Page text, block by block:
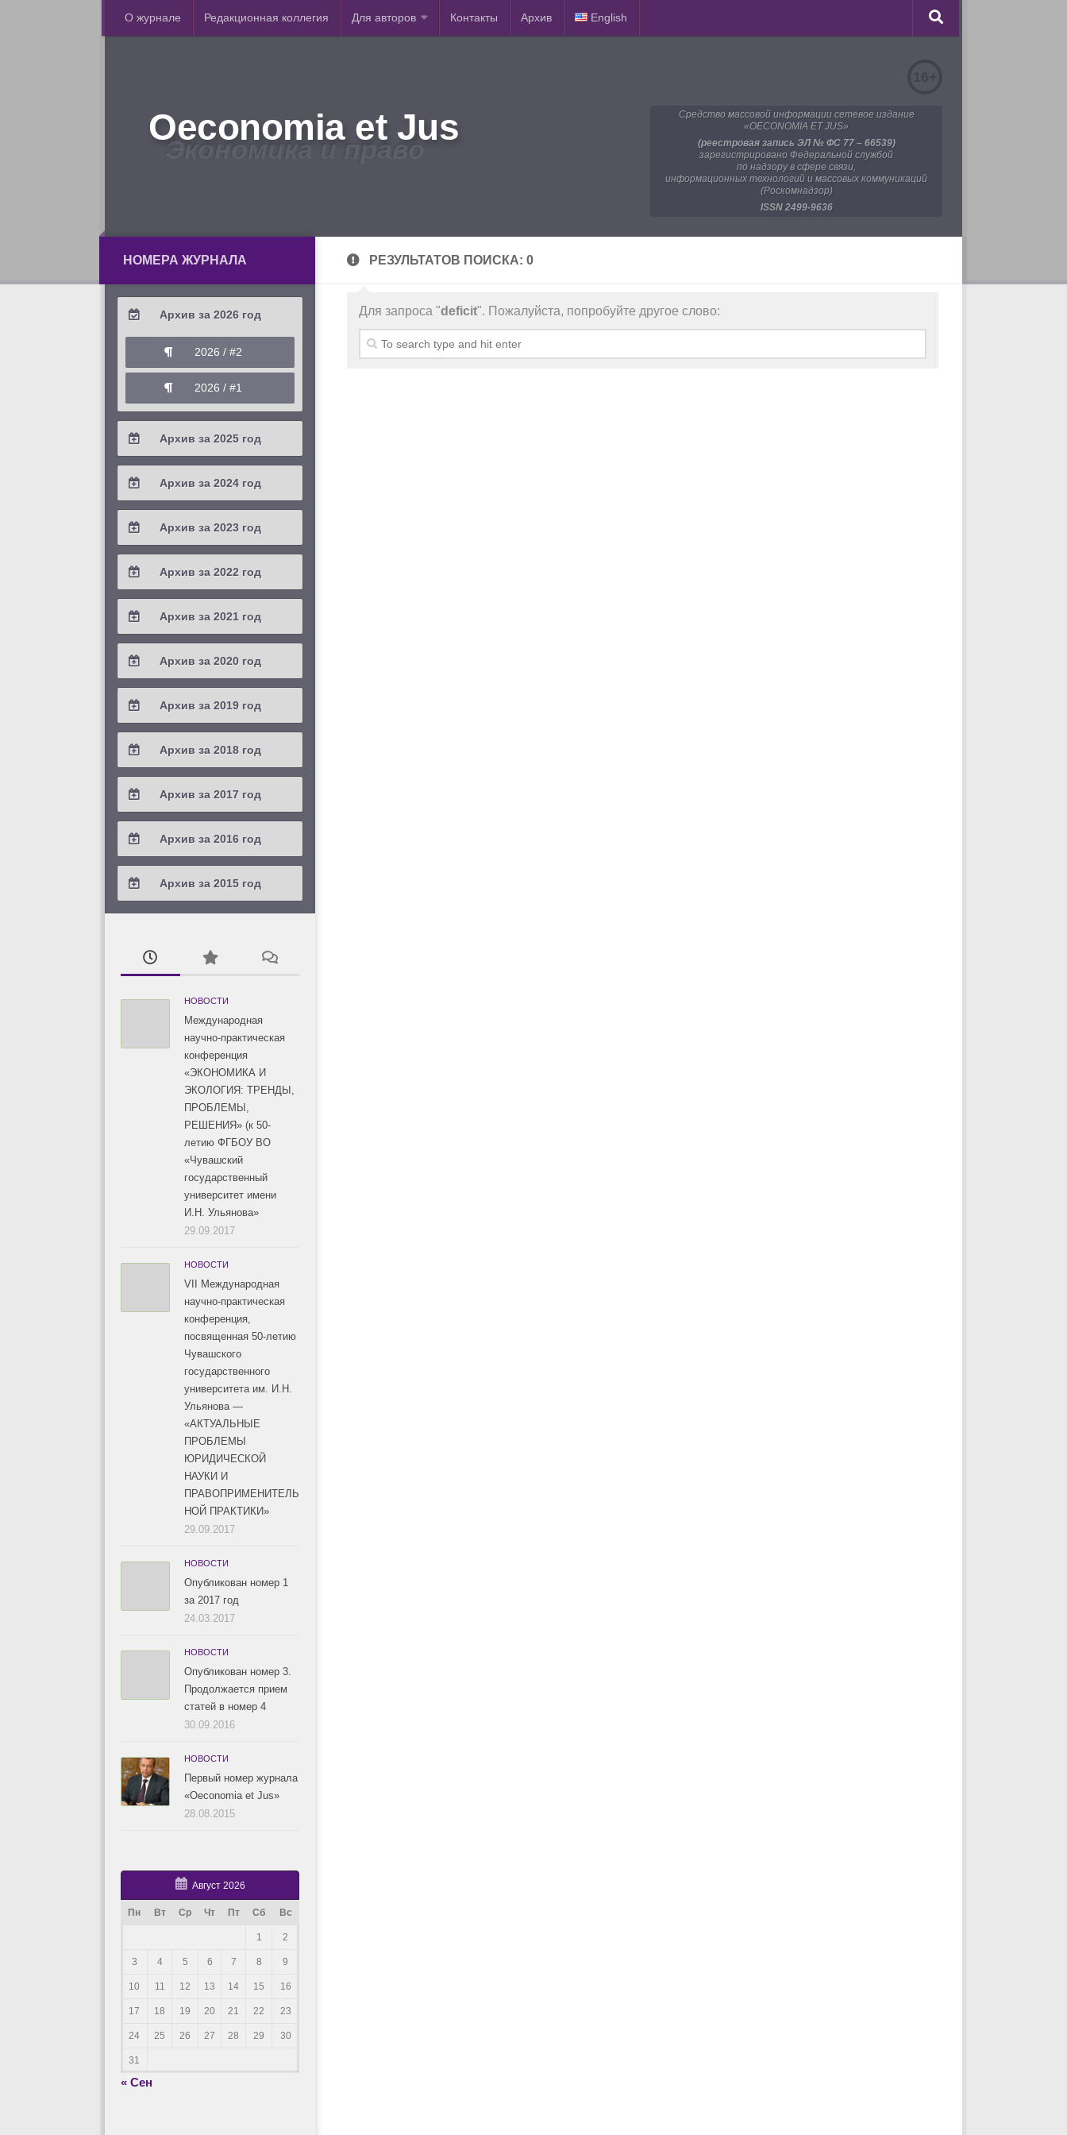
О журнале Редакционная коллегия Для авторов Контакты Архив English
Oeconomia et Jus
Экономика и право
Средство массовой информации сетевое издание
«OECONOMIA ET JUS»
(реестровая запись ЭЛ № ФС 77 – 66539)
зарегистрировано Федеральной службой
по надзору в сфере связи,
информационных технологий и массовых коммуникаций
(Роскомнадзор)
ISSN 2499-9636
РЕЗУЛЬТАТОВ ПОИСКА: 0
Для запроса "deficit". Пожалуйста, попробуйте другое слово:
НОМЕРА ЖУРНАЛА
Архив за 2026 год
2026 / #2
2026 / #1
Архив за 2025 год
2025 / #4
2025 / #3
2025 / #1
Архив за 2024 год
2024 / #4
2024 / #3
2024 / #1
Архив за 2023 год
2023 / #4
2023 / #3
2023 / #1
Архив за 2022 год
2022 / #4
2022 / #3
2022 / #1
Архив за 2021 год
2021 / #4
2021 / #3
2021 / #1
Архив за 2020 год
2020 / #4
2020 / #3
2020 / #1
Архив за 2019 год
2019 / #4
2019 / #3
2019 / #1
Архив за 2018 год
2018 / #4
2018 / #3
2018 / #1
Архив за 2017 год
2017 / #4
2017 / #3
Архив за 2016 год
2016 / #4
2016 / #3
Архив за 2015 год
2015 / #3
2015 / #2
НОВОСТИ
Международная
научно-практическая
конференция
«ЭКОНОМИКА И
ЭКОЛОГИЯ: ТРЕНДЫ,
ПРОБЛЕМЫ,
РЕШЕНИЯ» (к 50-
летию ФГБОУ ВО
«Чувашский
государственный
университет имени
И.Н. Ульянова»
29.09.2017
НОВОСТИ
VII Международная
научно-практическая
конференция,
посвященная 50-летию
Чувашского
государственного
университета им. И.Н.
Ульянова —
«АКТУАЛЬНЫЕ
ПРОБЛЕМЫ
ЮРИДИЧЕСКОЙ
НАУКИ И
ПРАВОПРИМЕНИТЕЛЬ
НОЙ ПРАКТИКИ»
29.09.2017
НОВОСТИ
Опубликован номер 1
за 2017 год
24.03.2017
НОВОСТИ
Опубликован номер 3.
Продолжается прием
статей в номер 4
30.09.2016
НОВОСТИ
Первый номер журнала
«Oeconomia et Jus»
28.08.2015
Август 2026
Пн Вт Ср Чт Пт Сб Вс
1 2
3 4 5 6 7 8 9
10 11 12 13 14 15 16
17 18 19 20 21 22 23
24 25 26 27 28 29 30
31
« Сен